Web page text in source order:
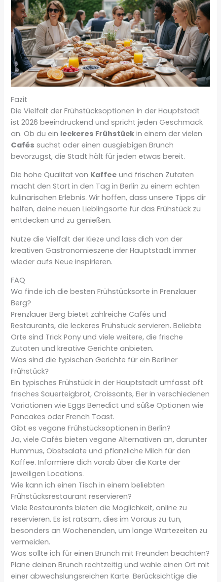
Fazit
Die Vielfalt der Frühstücksoptionen in der Hauptstadt
ist 2026 beeindruckend und spricht jeden Geschmack
an. Ob du ein leckeres Frühstück in einem der vielen
Cafés suchst oder einen ausgiebigen Brunch
bevorzugst, die Stadt hält für jeden etwas bereit.
Die hohe Qualität von Kaffee und frischen Zutaten
macht den Start in den Tag in Berlin zu einem echten
kulinarischen Erlebnis. Wir hoffen, dass unsere Tipps dir
helfen, deine neuen Lieblingsorte für das Frühstück zu
entdecken und zu genießen.
Nutze die Vielfalt der Kieze und lass dich von der
kreativen Gastronomieszene der Hauptstadt immer
wieder aufs Neue inspirieren.
FAQ
Wo finde ich die besten Frühstücksorte in Prenzlauer
Berg?
Prenzlauer Berg bietet zahlreiche Cafés und
Restaurants, die leckeres Frühstück servieren. Beliebte
Orte sind Trick Pony und viele weitere, die frische
Zutaten und kreative Gerichte anbieten.
Was sind die typischen Gerichte für ein Berliner
Frühstück?
Ein typisches Frühstück in der Hauptstadt umfasst oft
frisches Sauerteigbrot, Croissants, Eier in verschiedenen
Variationen wie Eggs Benedict und süße Optionen wie
Pancakes oder French Toast.
Gibt es vegane Frühstücksoptionen in Berlin?
Ja, viele Cafés bieten vegane Alternativen an, darunter
Hummus, Obstsalate und pflanzliche Milch für den
Kaffee. Informiere dich vorab über die Karte der
jeweiligen Locations.
Wie kann ich einen Tisch in einem beliebten
Frühstücksrestaurant reservieren?
Viele Restaurants bieten die Möglichkeit, online zu
reservieren. Es ist ratsam, dies im Voraus zu tun,
besonders an Wochenenden, um lange Wartezeiten zu
vermeiden.
Was sollte ich für einen Brunch mit Freunden beachten?
Plane deinen Brunch rechtzeitig und wähle einen Ort mit
einer abwechslungsreichen Karte. Berücksichtige die